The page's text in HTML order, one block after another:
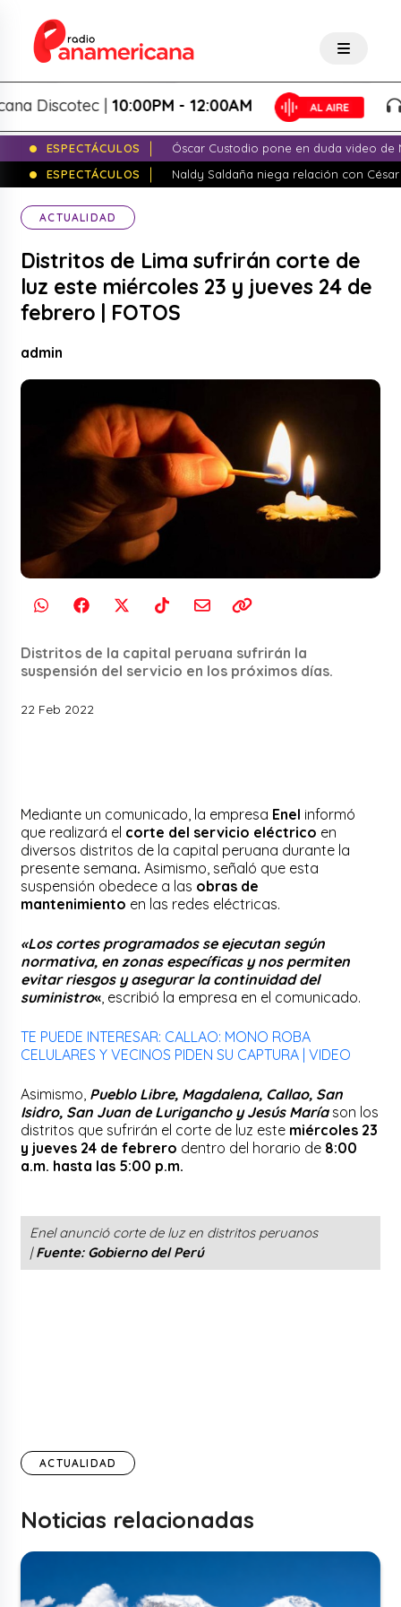
Discotec |10:00PM - 12:00AM
ESPECTÁCULOS
Óscar Custodio pone en duda video de
ESPECTÁCULOS
Naldy Saldaña niega relación con
ACTUALIDAD
Distritos de Lima sufrirán corte de
luz este miércoles 23 y jueves 24 de
febrero | FOTOS
admin
Distritos de la capital peruana sufrirán la
suspensión del servicio en los próximos días.
22 Feb 2022
Mediante un comunicado, la empresa Enel informó
que realizará el corte del servicio eléctrico en
diversos distritos de la capital peruana durante la
presente semana. Asimismo, señaló que esta
suspensión obedece a las obras de
mantenimiento en las redes eléctricas.
«Los cortes programados se ejecutan según
normativa, en zonas específicas y nos permiten
evitar riesgos y asegurar la continuidad del
suministro« , escribió la empresa en el comunicado.
TE PUEDE INTERESAR: CALLAO: MONO ROBA
CELULARES Y VECINOS PIDEN SU CAPTURA | VIDEO
Asimismo, Pueblo Libre, Magdalena, Callao, San
Isidro, San Juan de Lurigancho y Jesús María son los
distritos que sufrirán el corte de luz este miércoles 23
y jueves 24 de febrero dentro del horario de 8:00
a.m. hasta las 5:00 p.m.
Enel anunció corte de luz en distritos peruanos
|Fuente: Gobierno del Perú
ACTUALIDAD
Noticias relacionadas